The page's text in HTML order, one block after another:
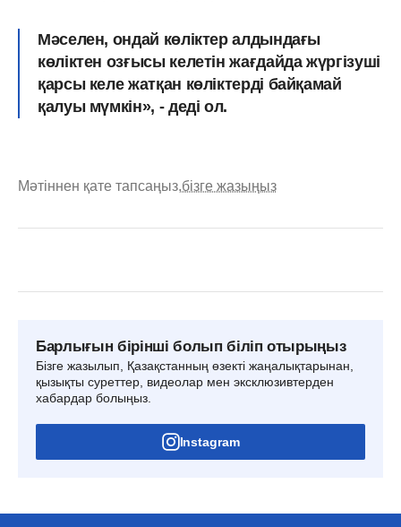
Мәселен, ондай көліктер алдындағы
көліктен озғысы келетін жағдайда жүргізуші
қарсы келе жатқан көліктерді байқамай
қалуы мүмкін», - деді ол.
Мәтіннен қате тапсаңыз,бізге жазыңыз
Барлығын бірінші болып біліп отырыңыз
Бізге жазылып, Қазақстанның өзекті жаңалықтарынан,
қызықты суреттер, видеолар мен эксклюзивтерден
хабардар болыңыз.
Instagram